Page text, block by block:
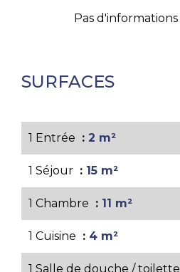
Pas
SURFACES
1 Entrée 2 m²
1 Séjour 15 m²
1 Chambre 11 m²
1 Cuisine 4 m²
1 Salle de douche /